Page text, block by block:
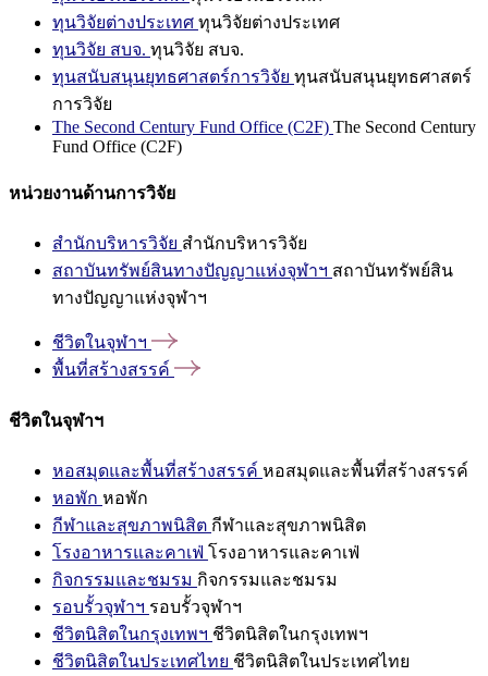
ทุนวิจัยต่างประเทศ ทุนวิจัยต่างประเทศ
ทุนวิจัย สบจ. ทุนวิจัย สบจ.
ทุนสนับสนุนยุทธศาสตร์การวิจัย ทุนสนับสนุนยุทธศาสตร์
การวิจัย
The Second Century Fund Office (C2F) The Second Century
Fund Office (C2F)
หน่วยงานด้านการวิจัย
สำนักบริหารวิจัย สำนักบริหารวิจัย
สถาบันทรัพย์สินทางปัญญาแห่งจุฬาฯ สถาบันทรัพย์สิน
ทางปัญญาแห่งจุฬาฯ
ชีวิตในจุฬาฯ
พื้นที่สร้างสรรค์
ชีวิตในจุฬาฯ
หอสมุดและพื้นที่สร้างสรรค์ หอสมุดและพื้นที่สร้างสรรค์
หอพัก หอพัก
กีฬาและสุขภาพนิสิต กีฬาและสุขภาพนิสิต
โรงอาหารและคาเฟ่ โรงอาหารและคาเฟ่
กิจกรรมและชมรม กิจกรรมและชมรม
รอบรั้วจุฬาฯ รอบรั้วจุฬาฯ
ชีวิตนิสิตในกรุงเทพฯ ชีวิตนิสิตในกรุงเทพฯ
ชีวิตนิสิตในประเทศไทย ชีวิตนิสิตในประเทศไทย